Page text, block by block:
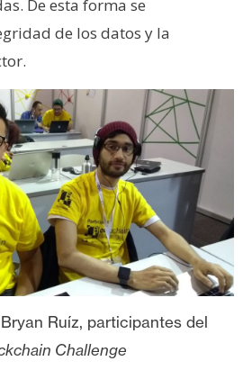
De esta forma se
de los datos y la
Ruíz, participantes del
Challenge